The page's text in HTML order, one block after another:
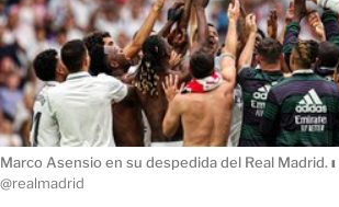
Marco Asensio en su despedida del Real Madrid.ı
@realmadrid